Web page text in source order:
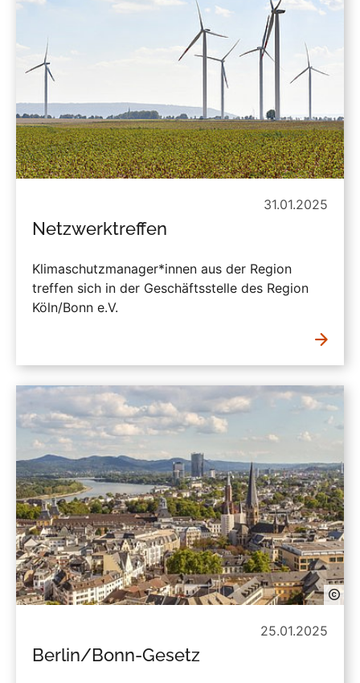
31.01.2025
Netzwerktreffen
Klimaschutzmanager*innen aus der Region
treffen sich in der Geschäftsstelle des Region
Köln/Bonn e.V.
25.01.2025
Berlin/Bonn-Gesetz